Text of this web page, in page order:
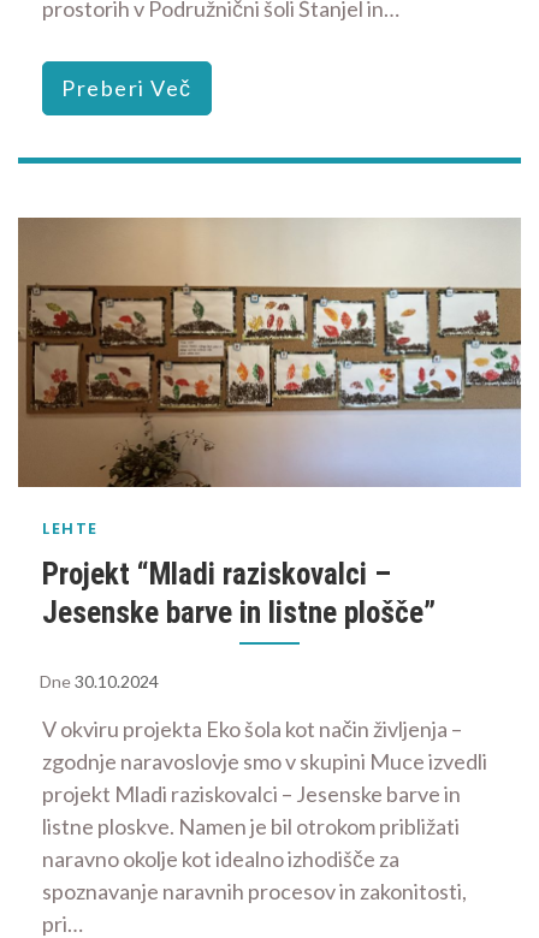
prostorih v Podružnični šoli Štanjel in…
Preberi Več
LEHTE
Projekt “Mladi raziskovalci –
Jesenske barve in listne plošče”
Dne30.10.2024
V okviru projekta Eko šola kot način življenja –
zgodnje naravoslovje smo v skupini Muce izvedli
projekt Mladi raziskovalci – Jesenske barve in
listne ploskve. Namen je bil otrokom približati
naravno okolje kot idealno izhodišče za
spoznavanje naravnih procesov in zakonitosti,
pri…